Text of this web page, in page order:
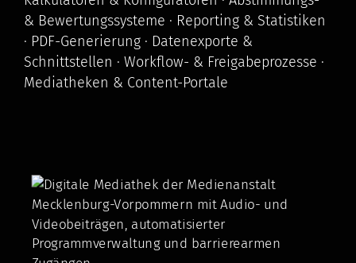
& Bewertungssysteme · Reporting & Statistiken
· PDF-Generierung · Datenexporte &
Schnittstellen · Workflow- & Freigabeprozesse ·
Mediatheken & Content-Portale